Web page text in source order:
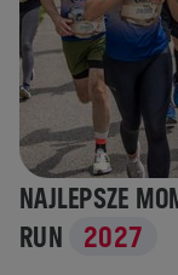
NAJLEPSZE
RUN
2027